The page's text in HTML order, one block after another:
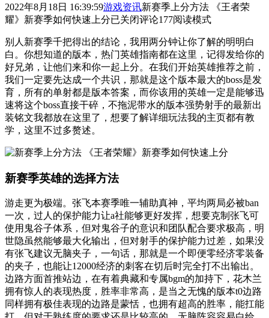
2022年8月18日 16:39:59游戏资讯新赛季上分方法 《王者荣
耀》新赛季如何快速上分已关闭评论177阅读模式
别人新赛季千把得出的结论，我用两分钟让你了解的明明白
白。你想知道的版本，热门英雄指南都在这里，记得发给你的
好兄弟，让他们来和你一起上分。在我们开始英雄推荐之前，
我们一定要先达成一个共识，那就是这个版本最大的boss是发
育，所有的单射都是版本答案，而你该用的英雄一定是能够迅
速将这个boss直接干碎，不拖泥带水的版本强势射手的最新出
装铭文我都放在这里了，想要了解详细玩法我的主页都有教
学，这里不过多赘述。
新赛季英雄的选择方法
游走更为极端。张飞本赛季唯一辅助真神，平均两局必被ban
一次，过人的保护能力让a社能够更好发挥，想要克制张飞可
使用鬼谷子体系，但对鬼谷子的意识和团队配合要求极高，明
世隐虽然能够最大化输出，但对射手的保护能力过差，如果没
有张飞建议无脑夹子，一句话，那就是一个即便零经济零装备
的夹子，也能让12000经济的刺客在切后时完全打不出输出。
边路方面首推站边，在有着典藏和专属bgm的加持下，花木兰
拥有惊人的表现热度，胜率非常高，是当之无愧的版本t0边路
同样拥有极佳表现的边路是蒙恬，也拥有超高的胜率，能扛能